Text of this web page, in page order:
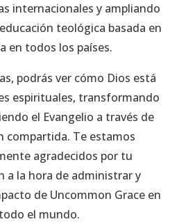
internacionales y ampliando
teológica basada en
en todos los países.
podrás ver cómo Dios está
espirituales, transformando
el Evangelio a través de
compartida. Te estamos
agradecidos por tu
a la hora de administrar y
de Uncommon Grace en
todo el mundo.